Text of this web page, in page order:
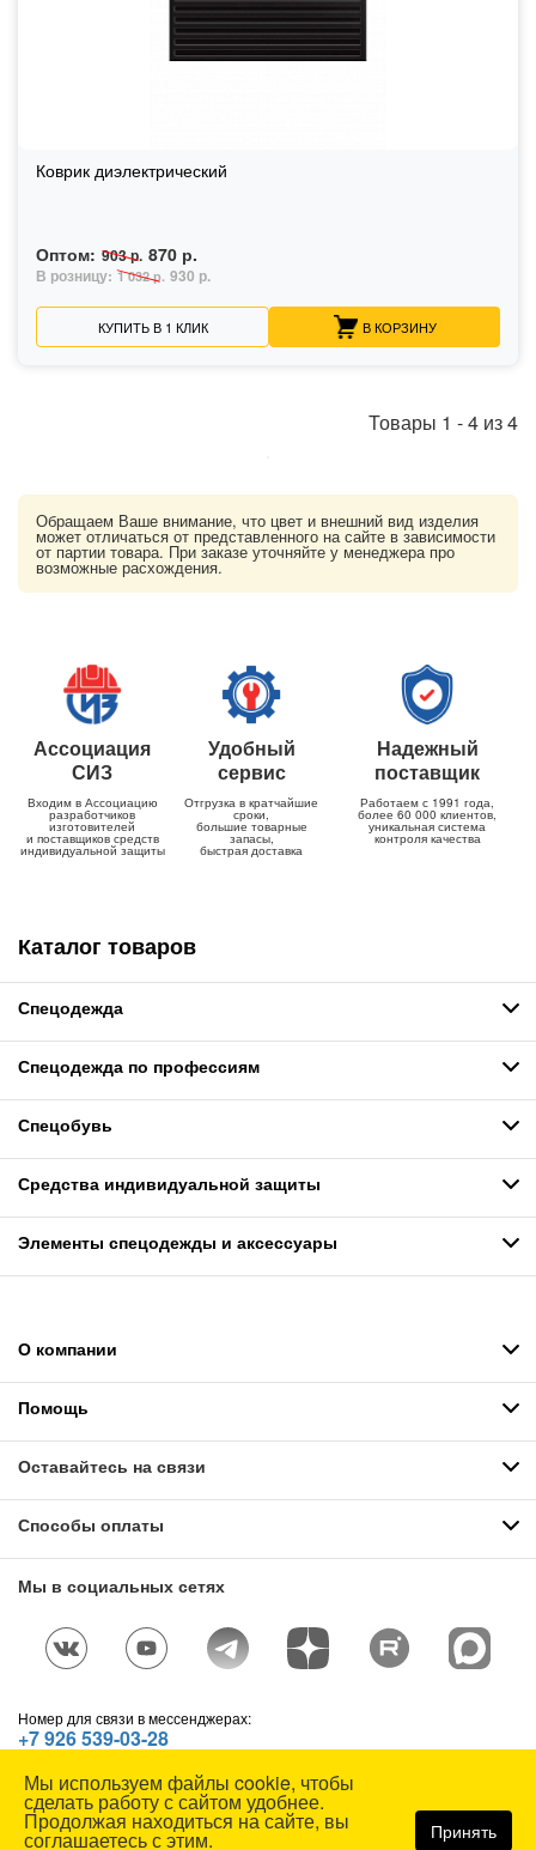
Коврик диэлектрический
Оптом: 903 р. 870 р.
В розницу: 1 032 р. 930 р.
КУПИТЬ В 1 КЛИК В КОРЗИНУ
Товары 1 -4 из4
Обращаем Ваше внимание, что цвет и внешний вид изделия
может отличаться от представленного на сайте в зависимости
от партии товара. При заказе уточняйте у менеджера про
возможные расхождения.
Ассоциация
СИЗ
Входим в Ассоциацию
разработчиков
изготовителей
и поставщиков средств
индивидуальной защиты
Удобный
сервис
Отгрузка в кратчайшие
сроки,
большие товарные
запасы,
быстрая доставка
Надежный
поставщик
Работаем с 1991 года,
более 60 000 клиентов,
уникальная система
контроля качества
Каталог товаров
Спецодежда
Спецодежда по профессиям
Спецобувь
Средства индивидуальной защиты
Элементы спецодежды и аксессуары
О компании
Помощь
Оставайтесь на связи
Способы оплаты
Мы в социальных сетях
Номер для связи в мессенджерах:
+7 926 539-03-28
© СОЮЗСПЕЦОДЕЖДА, 1991—2026. Все права защищены.
Использование материалов сайта без разрешения запрещено.
Карта сайта
Мы используем файлы cookie, чтобы
сделать работу с сайтом удобнее.
Продолжая находиться на сайте, вы
соглашаетесь с этим. Принять